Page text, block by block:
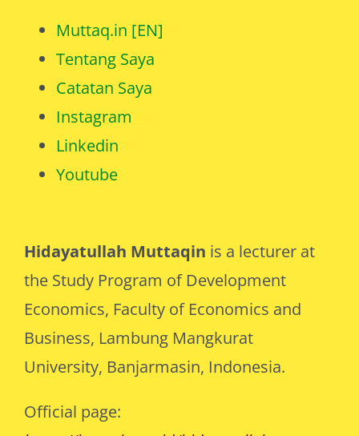
Hidayatullah Muttaqin is a lecturer at
the Study Program of Development
Economics, Faculty of Economics and
Business, Lambung Mangkurat
University, Banjarmasin, Indonesia.
Official page:
Muttaq.in [EN]
Tentang Saya
Catatan Saya
Instagram
Linkedin
Youtube